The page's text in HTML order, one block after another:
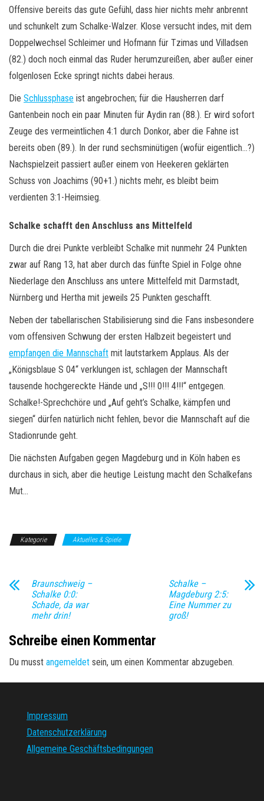
Offensive bereits das gute Gefühl, dass hier nichts mehr anbrennt
und schunkelt zum Schalke-Walzer. Klose versucht indes, mit dem
Doppelwechsel Schleimer und Hofmann für Tzimas und Villadsen
(82.) doch noch einmal das Ruder herumzureißen, aber außer einer
folgenlosen Ecke springt nichts dabei heraus.
Die Schlussphase ist angebrochen; für die Hausherren darf
Gantenbein noch ein paar Minuten für Aydin ran (88.). Er wird sofort
Zeuge des vermeintlichen 4:1 durch Donkor, aber die Fahne ist
bereits oben (89.). In der rund sechsminütigen (wofür eigentlich…?)
Nachspielzeit passiert außer einem von Heekeren geklärten
Schuss von Joachims (90+1.) nichts mehr, es bleibt beim
verdienten 3:1-Heimsieg.
Schalke schafft den Anschluss ans Mittelfeld
Durch die drei Punkte verbleibt Schalke mit nunmehr 24 Punkten
zwar auf Rang 13, hat aber durch das fünfte Spiel in Folge ohne
Niederlage den Anschluss ans untere Mittelfeld mit Darmstadt,
Nürnberg und Hertha mit jeweils 25 Punkten geschafft.
Neben der tabellarischen Stabilisierung sind die Fans insbesondere
vom offensiven Schwung der ersten Halbzeit begeistert und
empfangen die Mannschaft mit lautstarkem Applaus. Als der
„Königsblaue S 04“ verklungen ist, schlagen der Mannschaft
tausende hochgereckte Hände und „S!!! 0!!! 4!!!“ entgegen.
Schalke!-Sprechchöre und „Auf geht’s Schalke, kämpfen und
siegen“ dürfen natürlich nicht fehlen, bevor die Mannschaft auf die
Stadionrunde geht.
Die nächsten Aufgaben gegen Magdeburg und in Köln haben es
durchaus in sich, aber die heutige Leistung macht den Schalkefans
Mut…
Kategorie Aktuelles & Spiele
Braunschweig –
Schalke 0:0:
Schade, da war
mehr drin!
Schalke –
Magdeburg 2:5:
Eine Nummer zu
groß!
Schreibe einen Kommentar
Du musst angemeldet sein, um einen Kommentar abzugeben.
Impressum
Datenschutzerklärung
Allgemeine Geschäftsbedingungen